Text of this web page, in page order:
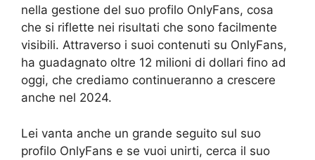
nella gestione del suo profilo OnlyFans, cosa
che si riflette nei risultati che sono facilmente
visibili. Attraverso i suoi contenuti su OnlyFans,
ha guadagnato oltre 12 milioni di dollari fino ad
oggi, che crediamo continueranno a crescere
anche nel 2024.
Lei vanta anche un grande seguito sul suo
profilo OnlyFans e se vuoi unirti, cerca il suo